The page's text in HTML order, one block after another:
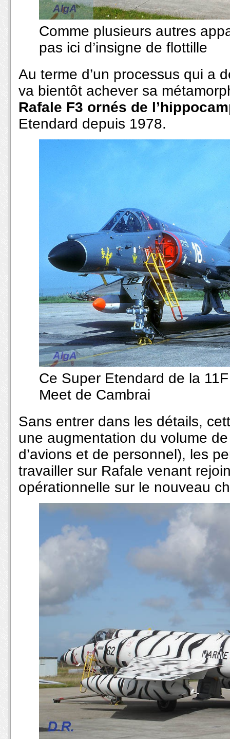
Comme plusieurs autres
pas ici d’insigne de flottille
Au terme d’un processus qui a
va bientôt achever sa
Rafale F3 ornés de
Etendard depuis 1978.
Ce Super Etendard de la
Meet de Cambrai
Sans entrer dans les détails,
une augmentation du volume
d’avions et de personnel), les
travailler sur Rafale venant
opérationnelle sur le nouveau